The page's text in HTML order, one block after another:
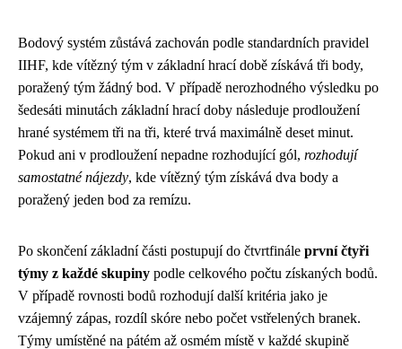
Bodový systém zůstává zachován podle standardních pravidel
IIHF, kde vítězný tým v základní hrací době získává tři body,
poražený tým žádný bod. V případě nerozhodného výsledku po
šedesáti minutách základní hrací doby následuje prodloužení
hrané systémem tři na tři, které trvá maximálně deset minut.
Pokud ani v prodloužení nepadne rozhodující gól, rozhodují
samostatné nájezdy, kde vítězný tým získává dva body a
poražený jeden bod za remízu.
Po skončení základní části postupují do čtvrtfinále první čtyři
týmy z každé skupiny podle celkového počtu získaných bodů.
V případě rovnosti bodů rozhodují další kritéria jako je
vzájemný zápas, rozdíl skóre nebo počet vstřelených branek.
Týmy umístěné na pátém až osmém místě v každé skupině